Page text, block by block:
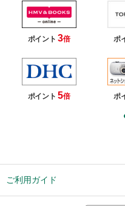
ポイント3倍 ポ
ポイント5倍 ポ
ご利用ガイド